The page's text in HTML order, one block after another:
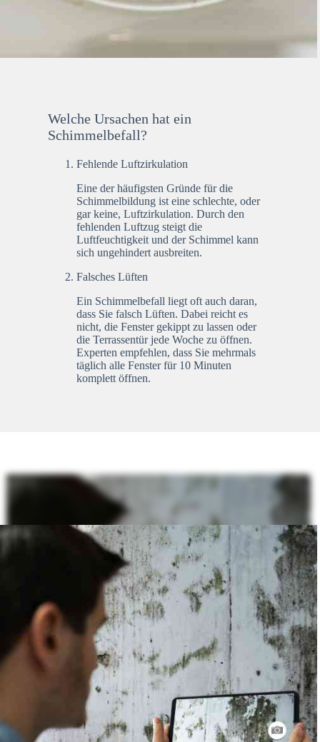
Welche Ursachen hat ein
Schimmelbefall?
Fehlende Luftzirkulation
Eine der häufigsten Gründe für die
Schimmelbildung ist eine schlechte, oder
gar keine, Luftzirkulation. Durch den
fehlenden Luftzug steigt die
Luftfeuchtigkeit und der Schimmel kann
sich ungehindert ausbreiten.
Falsches Lüften
Ein Schimmelbefall liegt oft auch daran,
dass Sie falsch Lüften. Dabei reicht es
nicht, die Fenster gekippt zu lassen oder
die Terrassentür jede Woche zu öffnen.
Experten empfehlen, dass Sie mehrmals
täglich alle Fenster für 10 Minuten
komplett öffnen.